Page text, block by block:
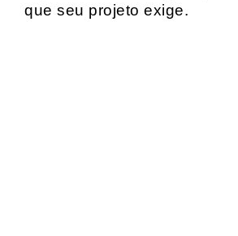
que seu projeto exige.